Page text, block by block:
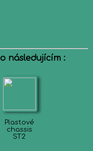
následujícím :
Plastové
chassis
ST2